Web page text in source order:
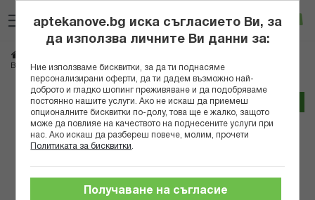
към
съдържанието
Вход
ВИВАН ГРЕЙ WILD FOWERS ЛОСИОН ЗА ТЯЛО 100МЛ
Трайно ниска цена онлайн
Преминете
края
aptekanove.bg иска съгласието Ви, за
да използва личните Ви данни за:
Ние използваме бисквитки, за да ти поднасяме
персонализирани оферти, да ти дадем възможно най-
доброто и гладко шопинг преживяване и да подобряваме
постоянно нашите услуги. Ако не искаш да приемеш
опционалните бисквитки по-долу, това ще е жалко, защото
може да повлияе на качеството на поднесените услуги при
нас. Ако искаш да разбереш повече, молим, прочети
Политиката за бисквитки
Получаване на съгласие